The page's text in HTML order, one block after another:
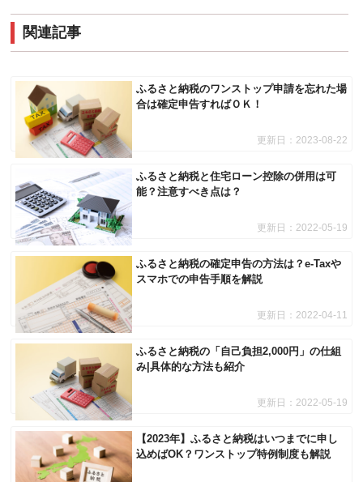
関連記事
ふるさと納税のワンストップ申請を忘れた場
合は確定申告すればＯＫ！
更新日： 2023-08-22
ふるさと納税と住宅ローン控除の併用は可
能？注意すべき点は？
更新日： 2022-05-19
ふるさと納税の確定申告の方法は？e-Taxや
スマホでの申告手順を解説
更新日： 2022-04-11
ふるさと納税の「自己負担2,000円」の仕組
み|具体的な方法も紹介
更新日： 2022-05-19
【2023年】ふるさと納税はいつまでに申し
込めばOK？ワンストップ特例制度も解説